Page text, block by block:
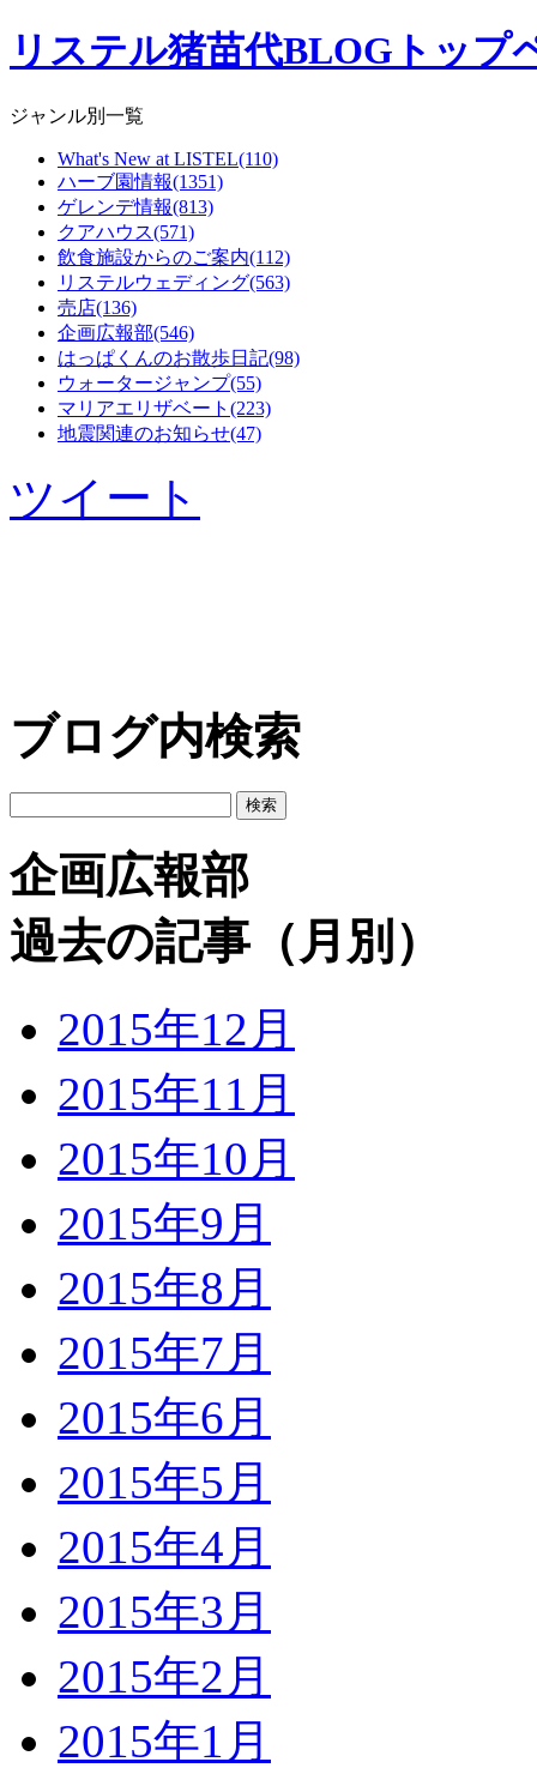
リステル猪苗代BLOGトップ
ジャンル別一覧
What's New at LISTEL(110)
ハーブ園情報(1351)
ゲレンデ情報(813)
クアハウス(571)
飲食施設からのご案内(112)
リステルウェディング(563)
売店(136)
企画広報部(546)
はっぱくんのお散歩日記(98)
ウォータージャンプ(55)
マリアエリザベート(223)
地震関連のお知らせ(47)
ツイート
ブログ内検索
企画広報部
過去の記事（月別）
2015年12月
2015年11月
2015年10月
2015年9月
2015年8月
2015年7月
2015年6月
2015年5月
2015年4月
2015年3月
2015年2月
2015年1月